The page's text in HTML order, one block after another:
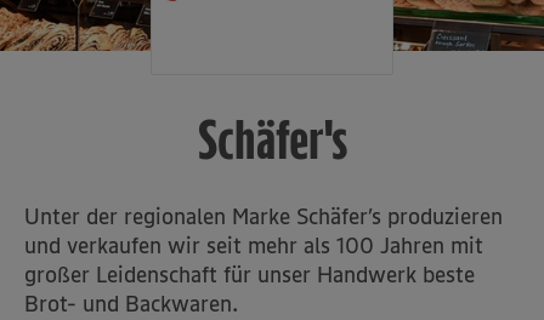
Schäfer's
Unter der regionalen Marke Schäfer’s produzieren
und verkaufen wir seit mehr als 100 Jahren mit
großer Leidenschaft für unser Handwerk beste
Brot- und Backwaren.